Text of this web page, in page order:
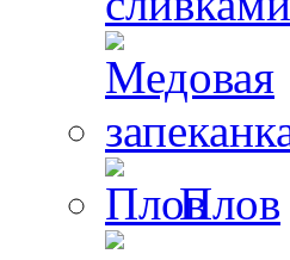
Плов